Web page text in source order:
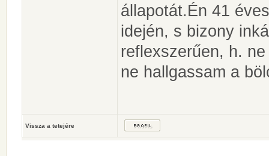
állapotát.Én 41
idején, s bizony
reflexszerűen, h.
ne hallgassam a
Vissza a tetejére